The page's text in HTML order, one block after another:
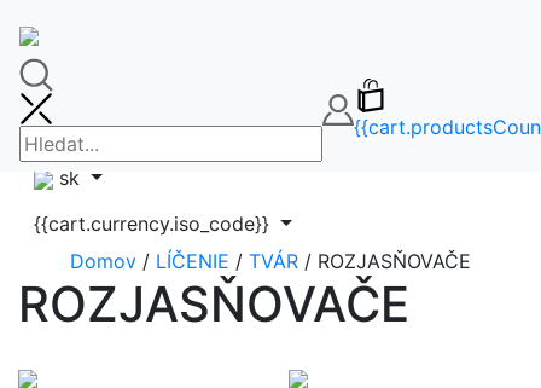
FAQ
info@makeupbag.sk
Kontakt
Instagram
sk
{{cart.currency.iso_code}}
Domov / LÍČENIE / TVÁR / ROZJASŇOVAČE
ROZJASŇOVAČE